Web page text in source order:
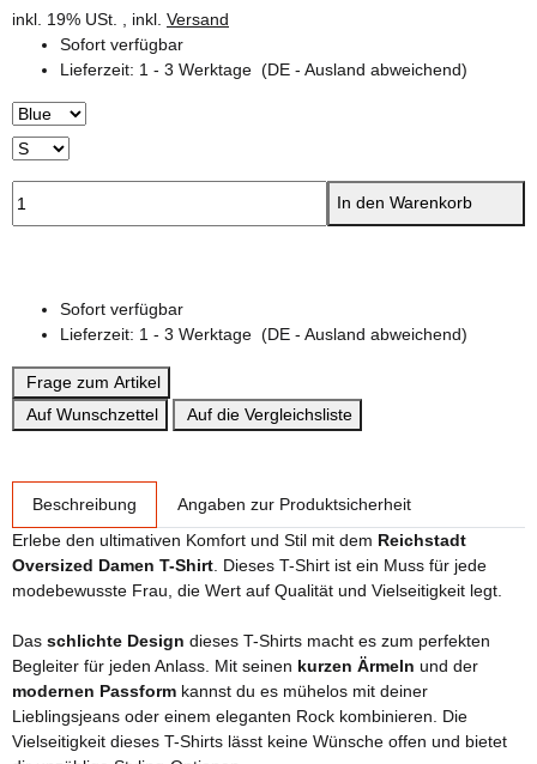
inkl. 19% USt. , inkl. Versand
Sofort verfügbar
Lieferzeit: 1 - 3 Werktage (DE - Ausland abweichend)
In den Warenkorb
Sofort verfügbar
Lieferzeit: 1 - 3 Werktage (DE - Ausland abweichend)
Frage zum Artikel
Auf Wunschzettel
Auf die Vergleichsliste
Beschreibung
Angaben zur Produktsicherheit
Erlebe den ultimativen Komfort und Stil mit dem Reichstadt
Oversized Damen T-Shirt . Dieses T-Shirt ist ein Muss für jede
modebewusste Frau, die Wert auf Qualität und Vielseitigkeit legt.
Das schlichte Design dieses T-Shirts macht es zum perfekten
Begleiter für jeden Anlass. Mit seinen kurzen Ärmeln und der
modernen Passform kannst du es mühelos mit deiner
Lieblingsjeans oder einem eleganten Rock kombinieren. Die
Vielseitigkeit dieses T-Shirts lässt keine Wünsche offen und bietet